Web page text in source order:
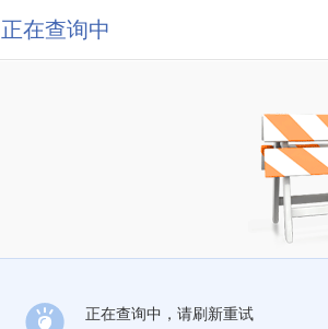
正在查询中
正在查询中，请刷新重试